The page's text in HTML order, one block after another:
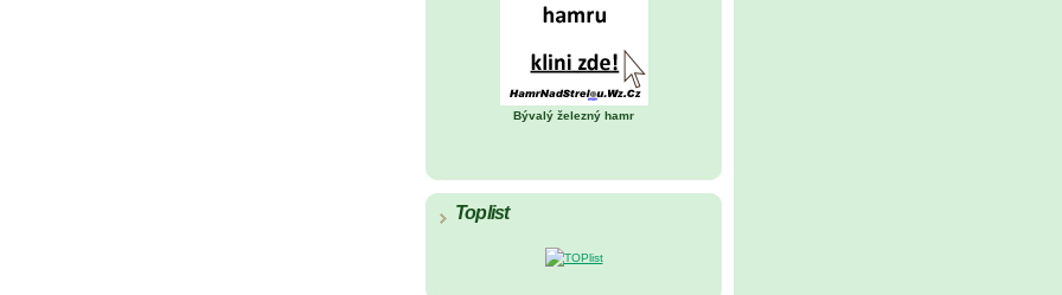
Bývalý železný hamr
Toplist